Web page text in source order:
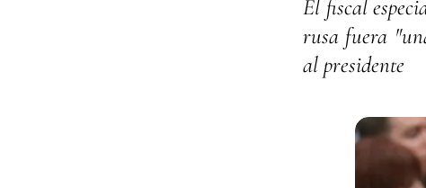
El fiscal
rusa fuera
al presidente